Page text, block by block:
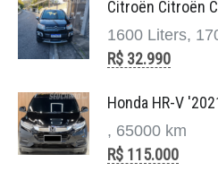
Citroën Citroën
1600 Liters,
R$ 32.990
Honda HR-V
, 65000 km
R$ 115.000